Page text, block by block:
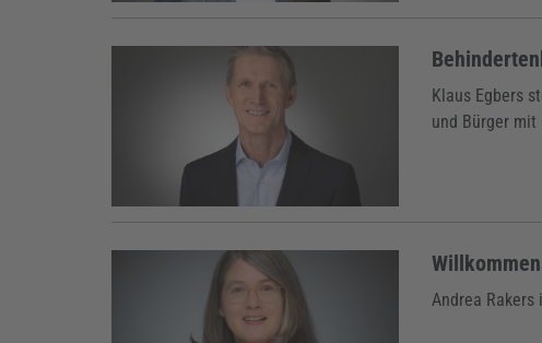
Klaus Egbers
und Bürger
Andrea